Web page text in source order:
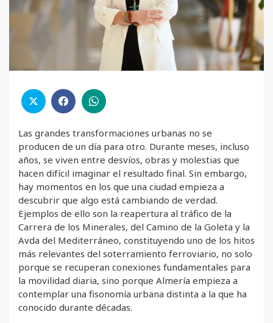
Las grandes transformaciones urbanas no se
producen de un día para otro. Durante meses, incluso
años, se viven entre desvíos, obras y molestias que
hacen difícil imaginar el resultado final. Sin embargo,
hay momentos en los que una ciudad empieza a
descubrir que algo está cambiando de verdad.
Ejemplos de ello son la reapertura al tráfico de la
Carrera de los Minerales, del Camino de la Goleta y la
Avda del Mediterráneo, constituyendo uno de los hitos
más relevantes del soterramiento ferroviario, no solo
porque se recuperan conexiones fundamentales para
la movilidad diaria, sino porque Almería empieza a
contemplar una fisonomía urbana distinta a la que ha
conocido durante décadas.